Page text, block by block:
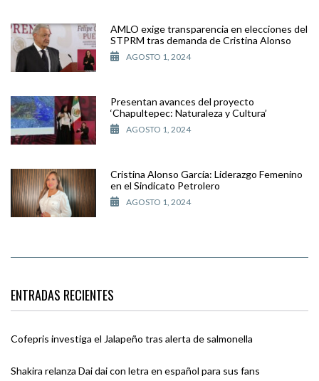
AMLO exige transparencia en elecciones del
STPRM tras demanda de Cristina Alonso
AGOSTO 1, 2024
Presentan avances del proyecto
‘Chapultepec: Naturaleza y Cultura’
AGOSTO 1, 2024
Cristina Alonso García: Liderazgo Femenino
en el Sindicato Petrolero
AGOSTO 1, 2024
ENTRADAS RECIENTES
Cofepris investiga el Jalapeño tras alerta de salmonella
Shakira relanza Dai dai con letra en español para sus fans